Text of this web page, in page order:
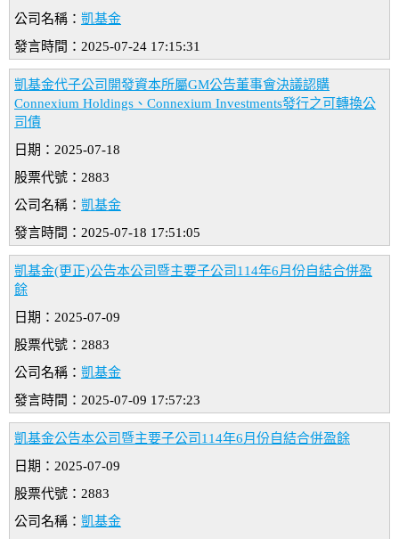
公司名稱： 凱基金
發言時間：2025-07-24 17:15:31
凱基金代子公司開發資本所屬GM公告董事會決議認購
Connexium Holdings、Connexium Investments發行之可轉換公
司債
日期：2025-07-18
股票代號：2883
公司名稱： 凱基金
發言時間：2025-07-18 17:51:05
凱基金(更正)公告本公司暨主要子公司114年6月份自結合併盈
餘
日期：2025-07-09
股票代號：2883
公司名稱： 凱基金
發言時間：2025-07-09 17:57:23
凱基金公告本公司暨主要子公司114年6月份自結合併盈餘
日期：2025-07-09
股票代號：2883
公司名稱： 凱基金